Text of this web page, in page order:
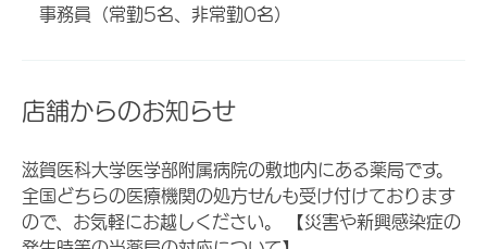
事務員（常勤5名、非常勤0名）
店舗からのお知らせ
滋賀医科大学医学部附属病院の敷地内にある薬局です。
全国どちらの医療機関の処方せんも受け付けております
ので、お気軽にお越しください。 【災害や新興感染症の